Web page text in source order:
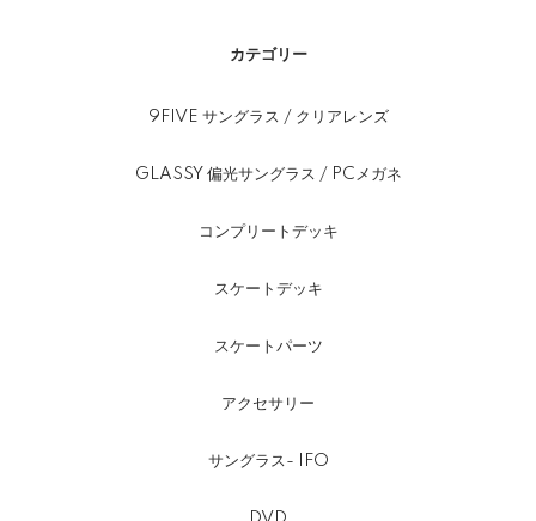
カテゴリー
9FIVE サングラス / クリアレンズ
GLASSY 偏光サングラス / PCメガネ
コンプリートデッキ
スケートデッキ
スケートパーツ
アクセサリー
サングラス- IFO